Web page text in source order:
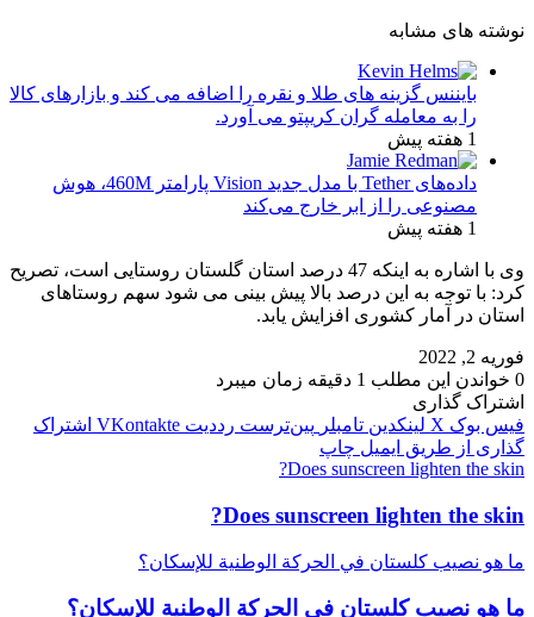
نوشته های مشابه
بایننس گزینه های طلا و نقره را اضافه می کند و بازارهای کالا
را به معامله گران کریپتو می آورد.
1 هفته پیش
داده‌های Tether با مدل جدید Vision پارامتر 460M، هوش
مصنوعی را از ابر خارج می‌کند
1 هفته پیش
وی با اشاره به اینکه 47 درصد استان گلستان روستایی است، تصریح
کرد: با توجه به این درصد بالا پیش بینی می شود سهم روستاهای
استان در آمار کشوری افزایش یابد.
فوریه 2, 2022
0 خواندن این مطلب 1 دقیقه زمان میبرد
اشتراک گذاری
فیس بوک X لینکدین ‫تامبلر ‫پین‌ترست ‫رددیت ‫VKontakte اشتراک
گذاری از طریق ایمیل چاپ
Does sunscreen lighten the skin?
Does sunscreen lighten the skin?
ما هو نصيب كلستان في الحركة الوطنية للإسكان؟
ما هو نصيب كلستان في الحركة الوطنية للإسكان؟